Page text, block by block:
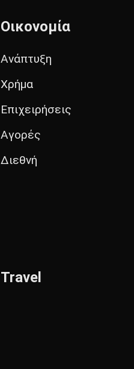
Οικονομία
Ανάπτυξη
Χρήμα
Επιχειρήσεις
Αγορές
Διεθνή
Travel